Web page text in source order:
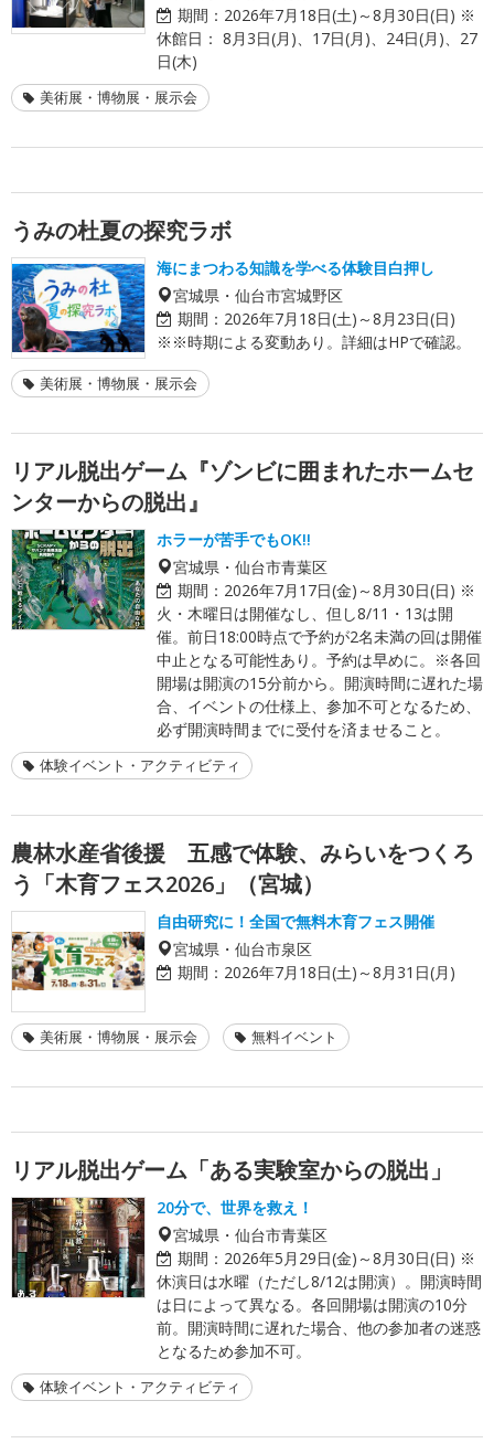
期間： 2026年7月18日(土)～8月30日(日) ※
休館日： 8月3日(月)、17日(月)、24日(月)、27
日(木)
美術展・博物展・展示会
うみの杜夏の探究ラボ
海にまつわる知識を学べる体験目白押し
宮城県・仙台市宮城野区
期間： 2026年7月18日(土)～8月23日(日)
※※時期による変動あり。詳細はHPで確認。
美術展・博物展・展示会
リアル脱出ゲーム『ゾンビに囲まれたホームセ
ンターからの脱出』
ホラーが苦手でもOK!!
宮城県・仙台市青葉区
期間： 2026年7月17日(金)～8月30日(日) ※
火・木曜日は開催なし、但し8/11・13は開
催。前日18:00時点で予約が2名未満の回は開催
中止となる可能性あり。予約は早めに。※各回
開場は開演の15分前から。開演時間に遅れた場
合、イベントの仕様上、参加不可となるため、
必ず開演時間までに受付を済ませること。
体験イベント・アクティビティ
農林水産省後援 五感で体験、みらいをつくろ
う「木育フェス2026」（宮城）
自由研究に！全国で無料木育フェス開催
宮城県・仙台市泉区
期間： 2026年7月18日(土)～8月31日(月)
美術展・博物展・展示会 無料イベント
リアル脱出ゲーム「ある実験室からの脱出」
20分で、世界を救え！
宮城県・仙台市青葉区
期間： 2026年5月29日(金)～8月30日(日) ※
休演日は水曜（ただし8/12は開演）。開演時間
は日によって異なる。各回開場は開演の10分
前。開演時間に遅れた場合、他の参加者の迷惑
となるため参加不可。
体験イベント・アクティビティ